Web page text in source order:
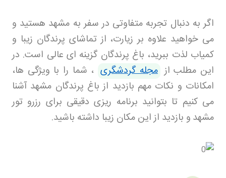
اگر به دنبال تجربه متفاوتی در سفر به مشهد هستید و
می خواهید علاوه بر زیارت، از تماشای پرندگان زیبا و
کمیاب لذت ببرید، باغ پرندگان گزینه ای عالی است. در
این مطلب از مجله گردشگری ، شما را با ویژگی ها،
امکانات و نکات مهم بازدید از باغ پرندگان مشهد آشنا
می کنیم تا بتوانید برنامه ریزی دقیقی برای رزرو تور
مشهدو بازدید از این مکان زیبا داشته باشید.